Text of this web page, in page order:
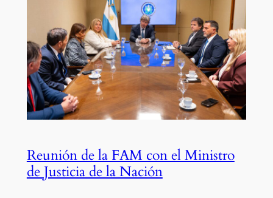
Reunión de la FAM con el Ministro
de Justicia de la Nación